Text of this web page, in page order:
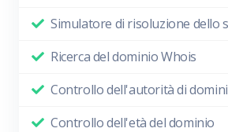
Simulatore di risoluzione dello
Ricerca del dominio Whois
Controllo dell'autorità di
Controllo dell'età del dominio